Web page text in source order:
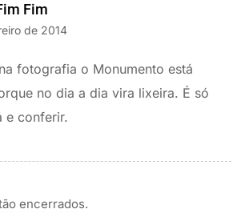
Fim
de 2014
fotografia o Monumento está
no dia a dia vira lixeira. É só
e conferir.
encerrados.